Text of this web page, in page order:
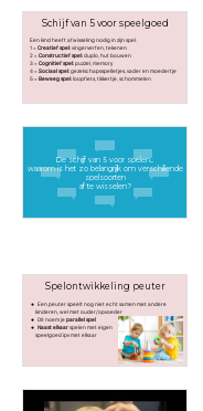
Schijf van 5 voor speelgoed
Een kind heeft afwisseling nodig in zijn spel.
1 =Creatief spel:vingerverfen, tekenen
2 =Constructief spel:duplo, hut bouwen
3 =Cognitief spel:puzzel, memory
4 =Sociaal spel:gezelschapsspelletjes, vader en moedertje
5 =Beweeg spel:loopfiets, tikkertje, schommelen
De schijf van 5 voor spelen...
waarom is het zo belangrijk om verschillende
spelsoorten
af te wisselen?
Spelontwikkeling peuter
Een peuter speelt nog niet echt samen met andere
kinderen, wel met ouder/opvoeder
Dit noem jeparallel spel
Naast elkaarspelen met eigen
speelgoed ipv met elkaar